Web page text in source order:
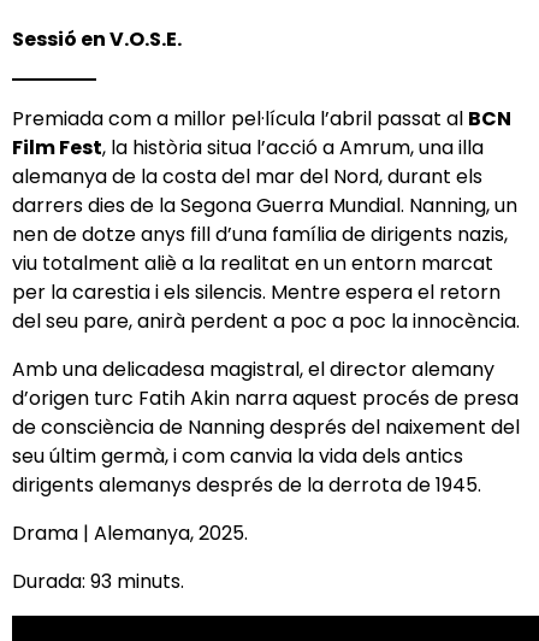
Sessió en V.O.S.E.
Premiada com a millor pel·lícula l’abril passat al BCN
Film Fest, la història situa l’acció a Amrum, una illa
alemanya de la costa del mar del Nord, durant els
darrers dies de la Segona Guerra Mundial. Nanning, un
nen de dotze anys fill d’una família de dirigents nazis,
viu totalment aliè a la realitat en un entorn marcat
per la carestia i els silencis. Mentre espera el retorn
del seu pare, anirà perdent a poc a poc la innocència.
Amb una delicadesa magistral, el director alemany
d’origen turc Fatih Akin narra aquest procés de presa
de consciència de Nanning després del naixement del
seu últim germà, i com canvia la vida dels antics
dirigents alemanys després de la derrota de 1945.
Drama | Alemanya, 2025.
Durada: 93 minuts.